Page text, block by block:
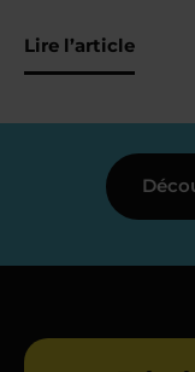
Lire l’article